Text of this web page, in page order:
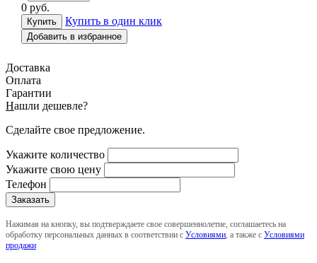
0 руб.
Купить в один клик
Добавить в избранное
Доставка
Оплата
Гарантии
Нашли дешевле?
Сделайте свое предложение.
Укажите количество
Укажите свою цену
Телефон
Нажимая на кнопку, вы подтверждаете свое совершеннолетие, соглашаетесь на
обработку персональных данных в соответствии с Условиями , а также с Условиями
продажи